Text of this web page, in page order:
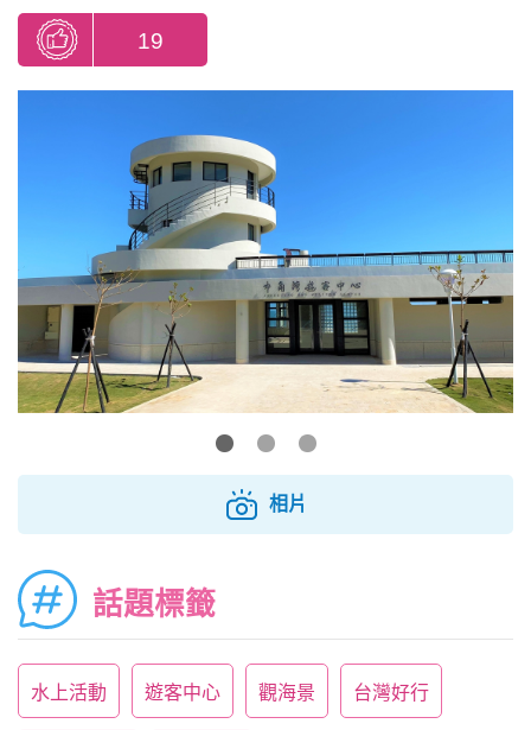
19
相片
話題標籤
水上活動 遊客中心 觀海景 台灣好行